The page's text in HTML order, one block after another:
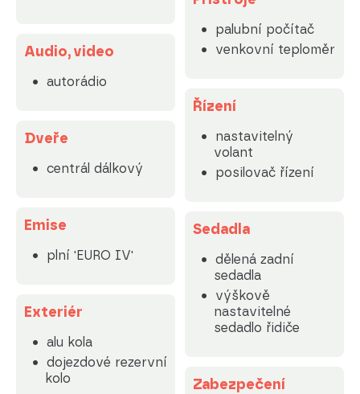
Audio, video
autorádio
Dveře
centrál dálkový
Emise
plní 'EURO IV'
Exteriér
alu kola
dojezdové rezervní
kolo
palubní počítač
venkovní teploměr
Řízení
nastavitelný
volant
posilovač řízení
Sedadla
dělená zadní
sedadla
výškově
nastavitelné
sedadlo řidiče
Zabezpečení